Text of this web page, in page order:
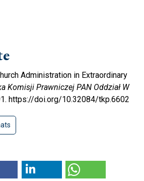
Administration in Extraordinary
Komisji Prawniczej PAN Oddział W
https://doi.org/10.32084/tkp.6602